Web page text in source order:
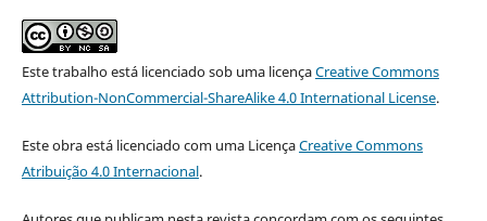
Este trabalho está licenciado sob uma licençaCreative Commons
Attribution-NonCommercial-ShareAlike 4.0 International License.
Este obra está licenciado com uma LicençaCreative Commons
Atribuição 4.0 Internacional.